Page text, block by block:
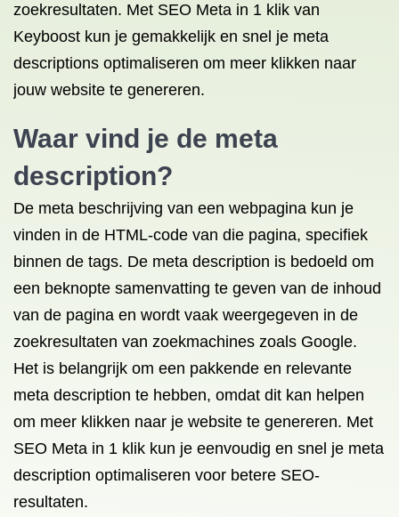
zoekresultaten. Met SEO Meta in 1 klik van
Keyboost kun je gemakkelijk en snel je meta
descriptions optimaliseren om meer klikken naar
jouw website te genereren.
Waar vind je de meta
description?
De meta beschrijving van een webpagina kun je
vinden in de HTML-code van die pagina, specifiek
binnen de tags. De meta description is bedoeld om
een beknopte samenvatting te geven van de inhoud
van de pagina en wordt vaak weergegeven in de
zoekresultaten van zoekmachines zoals Google.
Het is belangrijk om een pakkende en relevante
meta description te hebben, omdat dit kan helpen
om meer klikken naar je website te genereren. Met
SEO Meta in 1 klik kun je eenvoudig en snel je meta
description optimaliseren voor betere SEO-
resultaten.